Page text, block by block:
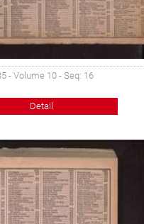
- Volume 10 - Seq: 16
Detail